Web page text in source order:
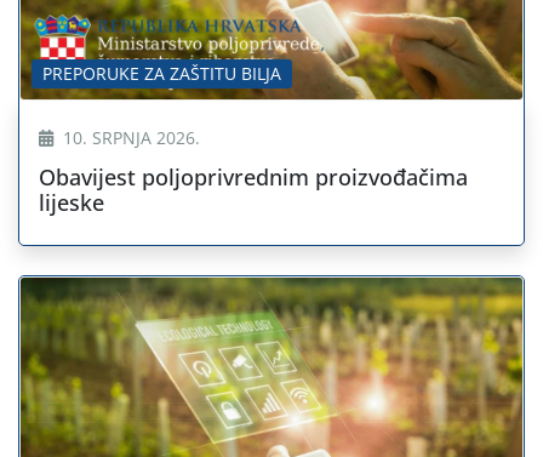
PREPORUKE ZA ZAŠTITU BILJA
10. SRPNJA 2026.
Obavijest poljoprivrednim proizvođačima
lijeske